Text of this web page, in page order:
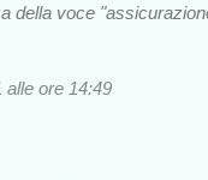
della voce
alle ore 14:49